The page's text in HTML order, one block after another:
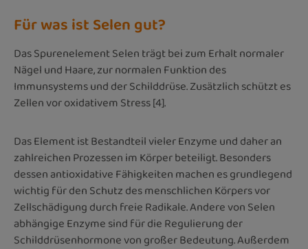
Für was ist Selen gut?
Das Spurenelement Selen trägt bei zum Erhalt normaler
Nägel und Haare, zur normalen Funktion des
Immunsystems und der Schilddrüse. Zusätzlich schützt es
Zellen vor oxidativem Stress [4].
Das Element ist Bestandteil vieler Enzyme und daher an
zahlreichen Prozessen im Körper beteiligt. Besonders
dessen antioxidative Fähigkeiten machen es grundlegend
wichtig für den Schutz des menschlichen Körpers vor
Zellschädigung durch freie Radikale. Andere von Selen
abhängige Enzyme sind für die Regulierung der
Schilddrüsenhormone von großer Bedeutung. Außerdem